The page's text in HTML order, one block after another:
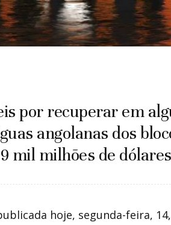
por recuperar em
angolanas dos
mil milhões de
hoje, segunda-feira,